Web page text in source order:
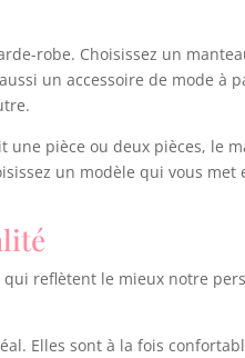
robe. Choisissez un
un accessoire de mode à
une pièce ou deux pièces, le
un modèle qui vous
qui reflètent le mieux notre
Elles sont à la fois